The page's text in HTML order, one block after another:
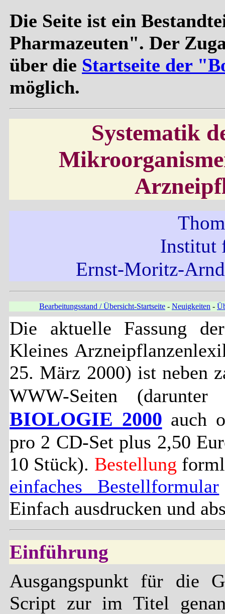
Die Seite ist ein
Pharmazeuten". Der
über die Startseite der
möglich.
Systematik
Institut
Ernst-Moritz-
Bearbeitungsstand / Übersicht-Startseite - Neuigkeiten -
Die aktuelle Fassung
Kleines
25. März 2000) ist neben
WWW-Seiten
BIOLOGIE 2000 auch
pro 2 CD-Set plus 2,50
10 Stück). Bestellung
einfaches Bestellformular
Einfach ausdrucken und
Einführung
Ausgangspunkt für die
Script zur im Titel